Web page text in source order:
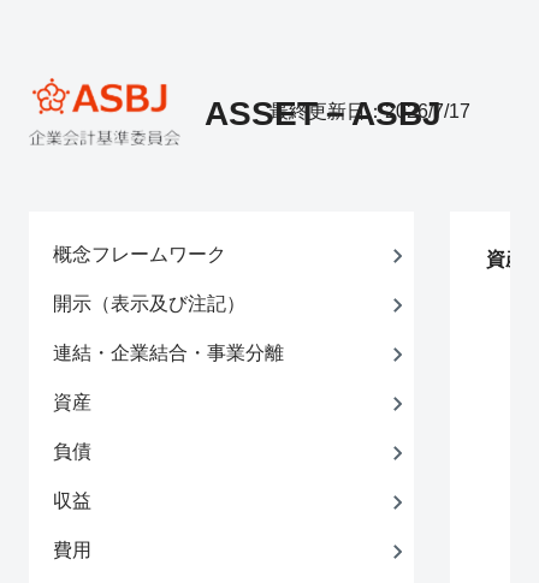
ASSET－ASBJ
最終更新日：2026/7/17
概念フレームワーク
開示（表示及び注記）
連結・企業結合・事業分離
資産
負債
収益
費用
資産